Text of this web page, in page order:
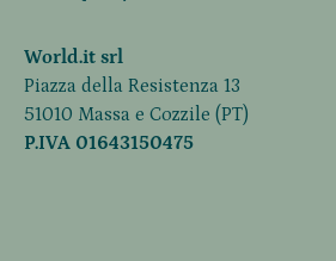
World.it srl
Piazza della Resistenza 13
51010 Massa e Cozzile (PT)
P.IVA 01643150475